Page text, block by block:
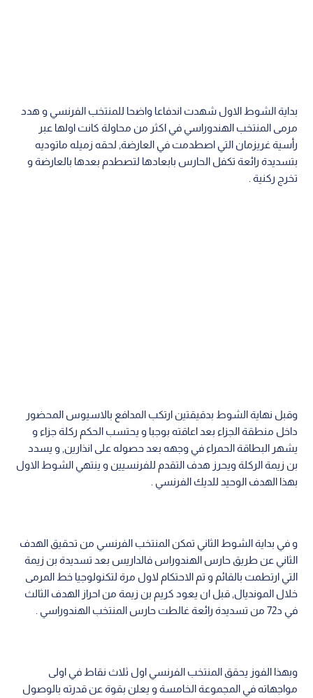
بداية الشوط الاول شهدت اندفاعا واضحا للمنتخب الفرنسي و هدد
مرمى المنتخب الهندوراسي في اكثر من محاولة كانت اولها عبر
رأسية غريزمان التي اصطدمت في العارضة, لحقه زميله ماتوديه
بتسديدة رائعة تكفل الحارس بابعادها لتصطدم بعدها بالعارضة و
تخرج ركنية .
وقبل نهاية الشوط بدقيقتين ارتكب المدافع بالاسيوس المحضور
داخل منطقة الجزاء بعد اعاقته بوجبا و يحتسب الحكم ركلة جزاء و
يشهر البطاقة الحمراء في وجهه بعد حصوله على انذارين, و يسدد
بن زيمة الركلة ويحرز هدف التقدم للفرنسيين و ينتهي الشوط الاول
بهذا الهدف الوحيد للديك الفرنسي .
و في بداية الشوط الثاني تمكن المنتخب الفرنسي من تحقيق الهدف
الثاني عن طريق حارس الهندوراس فالداريس بعد تسديدة بن زيمة
التي ارتطمت بالقائم و تم الاحتكام لاول مرة لتكنولوجيا خط المرمى
خلال المونديال, قبل ان يعود كريم بن زيمة من احراز الهدف الثالث
في د72 من تسديدة رائعة غالطت حارس المنتخب الهندوراسي .
وبهذا الفوز يحقق المنتخب الفرنسي اول ثلاث نقاط في اولى
مواجهاته في المجموعة الخامسة و يعلن بقوة عن قدرته بالوصول